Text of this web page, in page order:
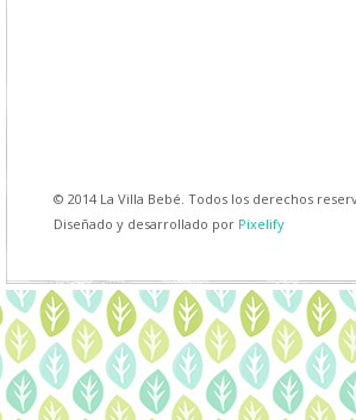
© 2014 La Villa Bebé. Todos los derechos
Diseñado y desarrollado por Pixelify